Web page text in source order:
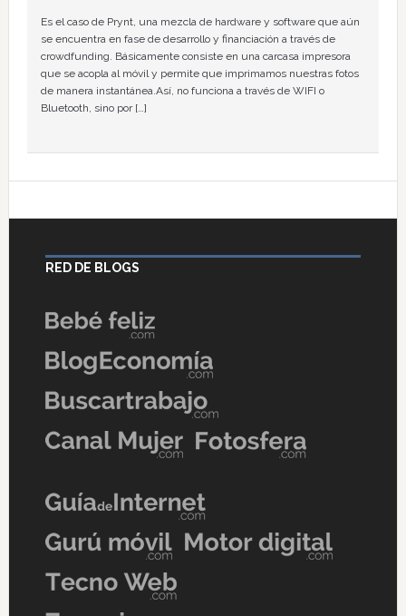
Es el caso de Prynt, una mezcla de hardware y software que aún
se encuentra en fase de desarrollo y financiación a través de
crowdfunding. Básicamente consiste en una carcasa impresora
que se acopla al móvil y permite que imprimamos nuestras fotos
de manera instantánea.Así, no funciona a través de WIFI o
Bluetooth, sino por […]
RED DE BLOGS